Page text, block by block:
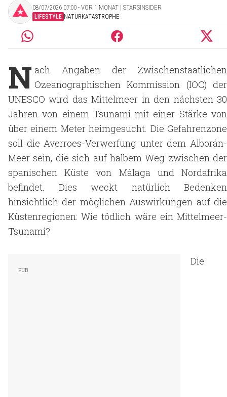
08/07/2026 07:00 ‧ VOR 1 MONAT | STARSINSIDER
LIFESTYLE NATURKATASTROPHE
N ach Angaben der Zwischenstaatlichen
Ozeanographischen Kommission (IOC) der
UNESCO wird das Mittelmeer in den nächsten 30
Jahren von einem Tsunami mit einer Stärke von
über einem Meter heimgesucht. Die Gefahrenzone
soll die Averroes-Verwerfung unter dem Alborán-
Meer sein, die sich auf halbem Weg zwischen der
spanischen Küste von Málaga und Nordafrika
befindet. Dies weckt natürlich Bedenken
hinsichtlich der möglichen Auswirkungen auf die
Küstenregionen: Wie tödlich wäre ein Mittelmeer-
Tsunami?
Die